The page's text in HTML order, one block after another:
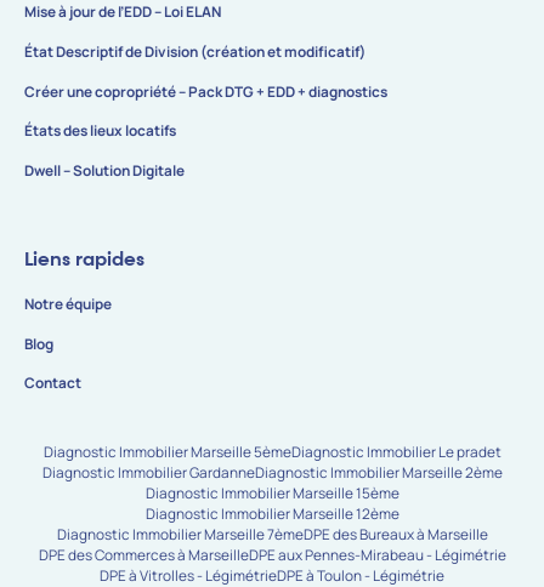
Mise à jour de l’EDD – Loi ELAN
État Descriptif de Division (création et modificatif)
Créer une copropriété – Pack DTG + EDD + diagnostics
États des lieux locatifs
Dwell – Solution Digitale
Liens rapides
Notre équipe
Blog
Contact
Diagnostic Immobilier Marseille 5èmeDiagnostic Immobilier Le pradet
Diagnostic Immobilier GardanneDiagnostic Immobilier Marseille 2ème
Diagnostic Immobilier Marseille 15ème
Diagnostic Immobilier Marseille 12ème
Diagnostic Immobilier Marseille 7èmeDPE des Bureaux à Marseille
DPE des Commerces à MarseilleDPE aux Pennes-Mirabeau - Légimétrie
DPE à Vitrolles - LégimétrieDPE à Toulon - Légimétrie